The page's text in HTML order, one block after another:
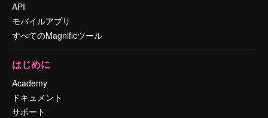
API
モバイルアプリ
すべてのMagnificツール
はじめに
Academy
ドキュメント
サポート